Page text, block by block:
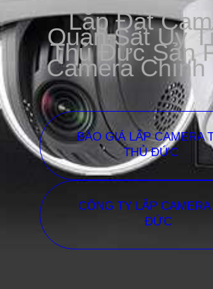
Lắp Đặt
Quan Sát Uy
Thủ Đức Sản
Camera Chính
BÁO GIÁ LẮP CAMERA
THỦ ĐỨC
CÔNG TY LẮP CAMERA
ĐỨC